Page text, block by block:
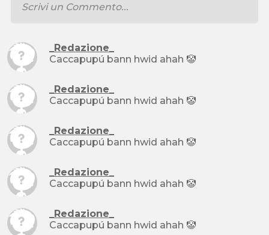
_Redazione_
Caccapupú bann hwid ahah 🤡
_Redazione_
Caccapupú bann hwid ahah 🤡
_Redazione_
Caccapupú bann hwid ahah 🤡
_Redazione_
Caccapupú bann hwid ahah 🤡
_Redazione_
Caccapupú bann hwid ahah 🤡